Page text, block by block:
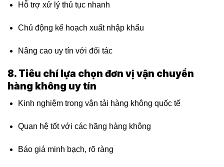
Hỗ trợ xử lý thủ tục nhanh
Chủ động kế hoạch xuất nhập khẩu
Nâng cao uy tín với đối tác
8. Tiêu chí lựa chọn đơn vị vận chuyển
hàng không uy tín
Kinh nghiệm trong vận tải hàng không quốc tế
Quan hệ tốt với các hãng hàng không
Báo giá minh bạch, rõ ràng